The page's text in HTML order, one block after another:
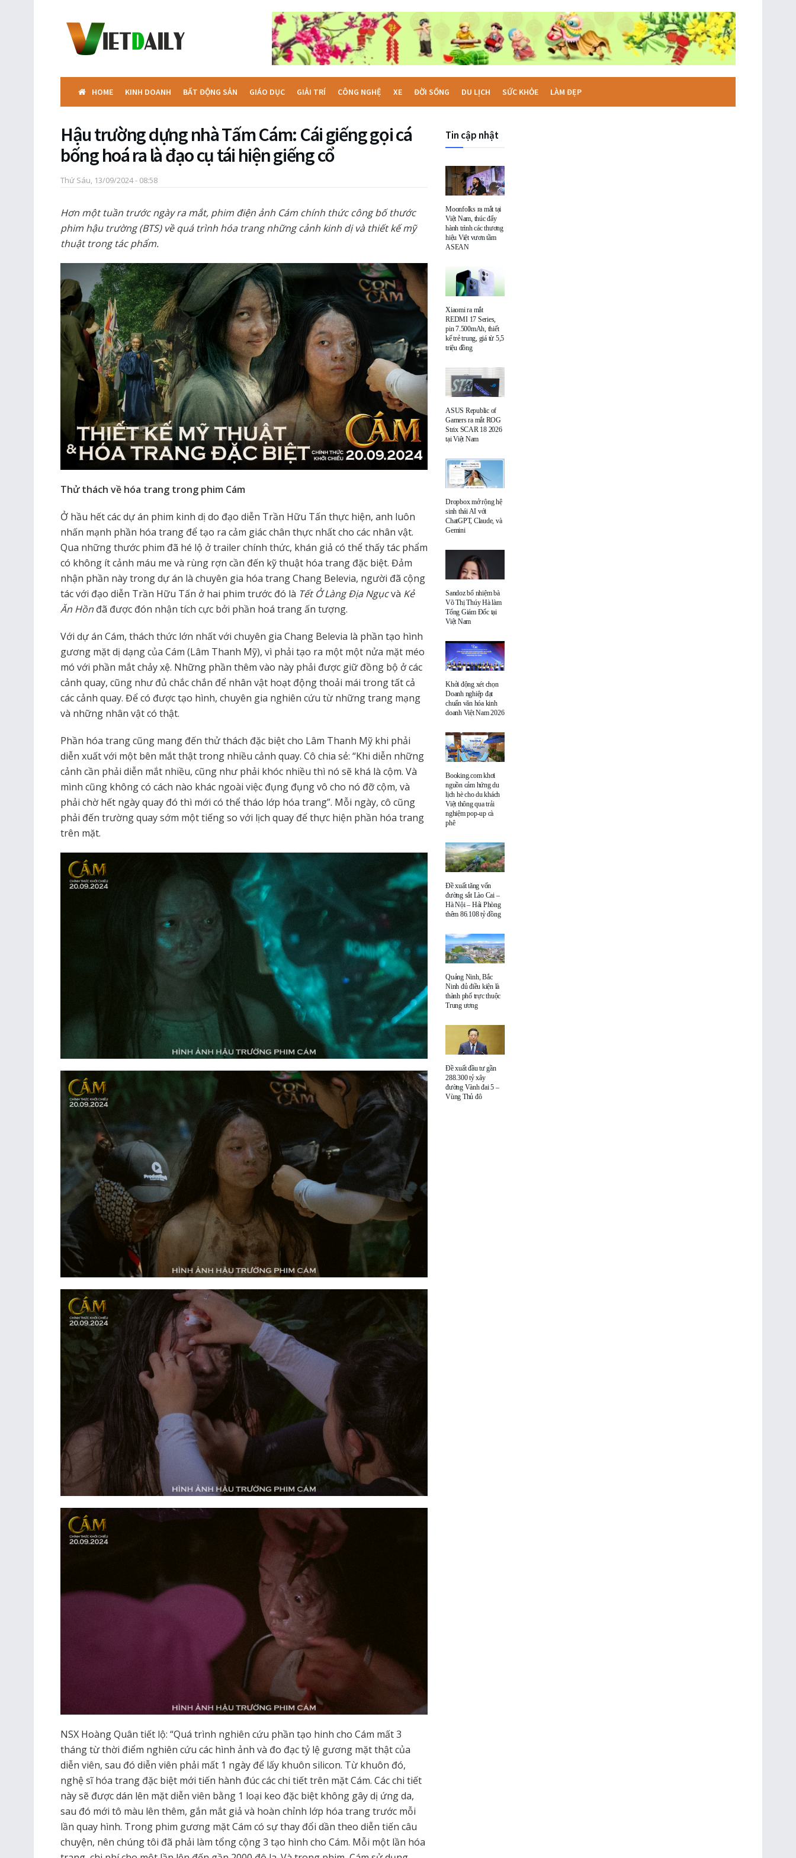
HOME KINH DOANH BẤT ĐỘNG SẢN GIÁO DỤC GIẢI TRÍ CÔNG NGHỆ XE ĐỜI SỐNG DU LỊCH SỨC KHỎE LÀM ĐẸP
Hậu trường dựng nhà Tấm Cám: Cái giếng gọi cá
bống hoá ra là đạo cụ tái hiện giếng cổ
Thứ Sáu, 13/09/2024 - 08:58
Hơn một tuần trước ngày ra mắt, phim điện ảnh Cám chính thức công bố thước
phim hậu trường (BTS) về quá trình hóa trang những cảnh kinh dị và thiết kế mỹ
thuật trong tác phẩm.
Thử thách về hóa trang trong phim Cám
Ở hầu hết các dự án phim kinh dị do đạo diễn Trần Hữu Tấn thực hiện, anh luôn
nhấn mạnh phần hóa trang để tạo ra cảm giác chân thực nhất cho các nhân vật.
Qua những thước phim đã hé lộ ở trailer chính thức, khán giả có thể thấy tác phẩm
có không ít cảnh máu me và rùng rợn cần đến kỹ thuật hóa trang đặc biệt. Đảm
nhận phần này trong dự án là chuyên gia hóa trang Chang Belevia, người đã cộng
tác với đạo diễn Trần Hữu Tấn ở hai phim trước đó là Tết Ở Làng Địa Ngụcvà Kẻ
Ăn Hồn đã được đón nhận tích cực bởi phần hoá trang ấn tượng.
Với dự án Cám, thách thức lớn nhất với chuyên gia Chang Belevia là phần tạo hình
gương mặt dị dạng của Cám (Lâm Thanh Mỹ), vì phải tạo ra một một nửa mặt méo
mó với phần mắt chảy xệ. Những phần thêm vào này phải được giữ đồng bộ ở các
cảnh quay, cũng như đủ chắc chắn để nhân vật hoạt động thoải mái trong tất cả
các cảnh quay. Để có được tạo hình, chuyên gia nghiên cứu từ những trang mạng
và những nhân vật có thật.
Phần hóa trang cũng mang đến thử thách đặc biệt cho Lâm Thanh Mỹ khi phải
diễn xuất với một bên mắt thật trong nhiều cảnh quay. Cô chia sẻ: “Khi diễn những
cảnh cần phải diễn mắt nhiều, cũng như phải khóc nhiều thì nó sẽ khá là cộm. Và
mình cũng không có cách nào khác ngoài việc đụng đụng vô cho nó đỡ cộm, và
phải chờ hết ngày quay đó thì mới có thể tháo lớp hóa trang”. Mỗi ngày, cô cũng
phải đến trường quay sớm một tiếng so với lịch quay để thực hiện phần hóa trang
trên mặt.
NSX Hoàng Quân tiết lộ: “Quá trình nghiên cứu phần tạo hinh cho Cám mất 3
tháng từ thời điểm nghiên cứu các hình ảnh và đo đạc tỷ lệ gương mặt thật của
diễn viên, sau đó diễn viên phải mất 1 ngày để lấy khuôn silicon. Từ khuôn đó,
nghệ sĩ hóa trang đặc biệt mới tiến hành đúc các chi tiết trên mặt Cám. Các chi tiết
này sẽ được dán lên mặt diễn viên bằng 1 loại keo đặc biệt không gây dị ứng da,
sau đó mới tô màu lên thêm, gắn mắt giả và hoàn chỉnh lớp hóa trang trước mỗi
lần quay hình. Trong phim gương mặt Cám có sự thay đổi dần theo diễn tiến câu
chuyện, nên chúng tôi đã phải làm tổng cộng 3 tạo hình cho Cám. Mỗi một lần hóa
Tin cập nhật
Moonfolks ra mắt tại
Việt Nam, thúc đẩy
hành trình các thương
hiệu Việt vươn tầm
ASEAN
Xiaomi ra mắt
REDMI 17 Series,
pin 7.500mAh, thiết
kế trẻ trung, giá từ 5,5
triệu đồng
ASUS Republic of
Gamers ra mắt ROG
Strix SCAR 18 2026
tại Việt Nam
Dropbox mở rộng hệ
sinh thái AI với
ChatGPT, Claude, và
Gemini
Sandoz bổ nhiệm bà
Võ Thị Thúy Hà làm
Tổng Giám Đốc tại
Việt Nam
Khởi động xét chọn
Doanh nghiệp đạt
chuẩn văn hóa kinh
doanh Việt Nam 2026
Booking.com khơi
nguồn cảm hứng du
lịch hè cho du khách
Việt thông qua trải
nghiệm pop-up cà
phê
Đề xuất tăng vốn
đường sắt Lào Cai –
Hà Nội – Hải Phòng
thêm 86.108 tỷ đồng
Quảng Ninh, Bắc
Ninh đủ điều kiện là
thành phố trực thuộc
Trung ương
Đề xuất đầu tư gần
288.300 tỷ xây
đường Vành đai 5 –
Vùng Thủ đô